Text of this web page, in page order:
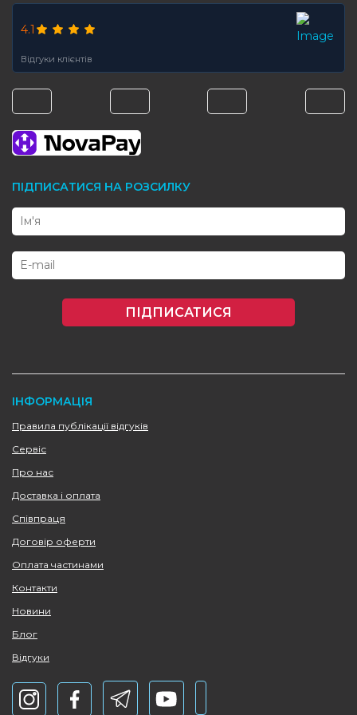
4.1
Відгуки клієнтів
ПІДПИСАТИСЯ НА РОЗСИЛКУ
ПІДПИСАТИСЯ
ІНФОРМАЦІЯ
Правила публікації відгуків
Сервіс
Про нас
Доставка і оплата
Співпраця
Договір оферти
Оплата частинами
Контакти
Новини
Блог
Відгуки